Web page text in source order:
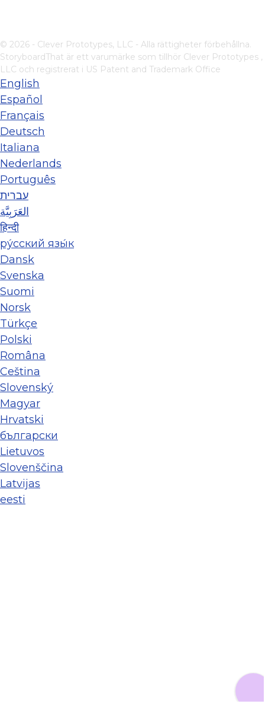
© 2026 - Clever Prototypes, LLC - Alla rättigheter förbehållna.
StoryboardThat är ett varumärke som tillhör Clever Prototypes ,
LLC och registrerat i US Patent and Trademark Office
English
Español
Français
Deutsch
Italiana
Nederlands
Português
עברית
العَرَبِيَّة
हिन्दी
ру́сский язы́к
Dansk
Svenska
Suomi
Norsk
Türkçe
Polski
Româna
Ceština
Slovenský
Magyar
Hrvatski
български
Lietuvos
Slovenščina
Latvijas
eesti